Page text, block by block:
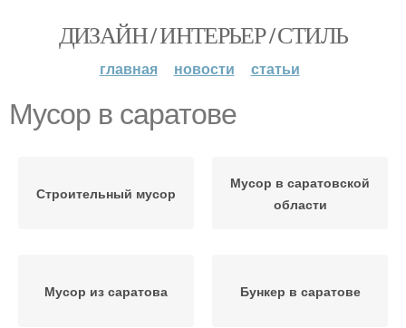
ДИЗАЙН / ИНТЕРЬЕР / СТИЛЬ
главная новости статьи
Мусор в саратове
Строительный мусор
Мусор в саратовской
области
Мусор из саратова Бункер в саратове